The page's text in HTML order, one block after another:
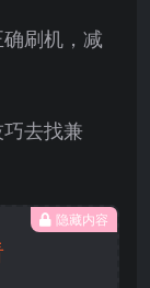
刷机，减
去找兼
隐藏内容